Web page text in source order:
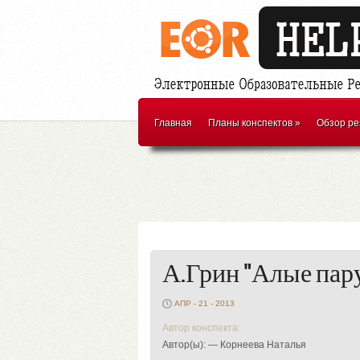
Главная Планы конспектов» Обзор
А.Грин "Алые
АПР - 21 - 2013
Автор конспекта:
Автор(ы): — Корнеева Наталья